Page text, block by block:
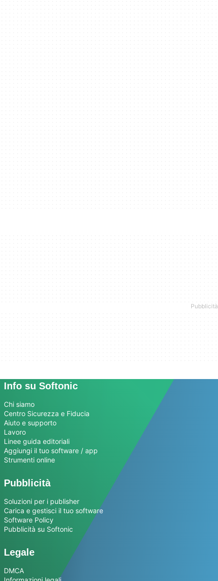
Info su Softonic
Chi siamo
Centro Sicurezza e Fiducia
Aiuto e supporto
Lavoro
Linee guida editoriali
Aggiungi il tuo software / app
Strumenti online
Pubblicità
Soluzioni per i publisher
Carica e gestisci il tuo software
Software Policy
Pubblicità su Softonic
Legale
DMCA